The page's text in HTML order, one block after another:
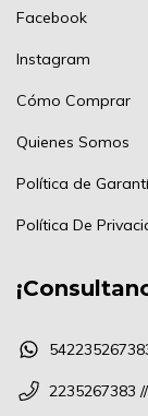
Facebook
Instagram
Cómo Comprar
Quienes Somos
Política de
Política De
2235267383